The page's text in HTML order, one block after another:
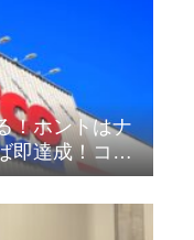
！ホントはナ
即達成！コス